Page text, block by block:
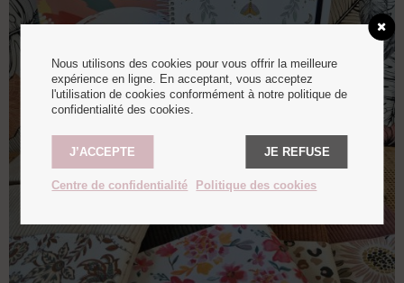
Nous utilisons des cookies pour vous offrir la meilleure
expérience en ligne. En acceptant, vous acceptez
l'utilisation de cookies conformément à notre politique de
confidentialité des cookies.
J’ACCEPTE JE REFUSE
Centre de confidentialité Politique des cookies